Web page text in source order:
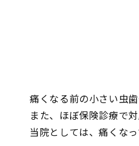
痛くなる前の小さい虫
また、ほぼ保険診療で
当院としては、痛くな